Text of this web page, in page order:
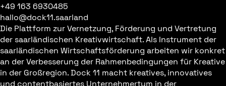
+49 163 6930485
hallo@dock11.saarland
Die Plattform zur Vernetzung, Förderung und Vertretung
der saarländischen Kreativwirtschaft. Als Instrument der
saarländischen Wirtschaftsförderung arbeiten wir konkret
an der Verbesserung der Rahmenbedingungen für Kreative
in der Großregion. Dock 11 macht kreatives, innovatives
und contentbasiertes Unternehmertum in der